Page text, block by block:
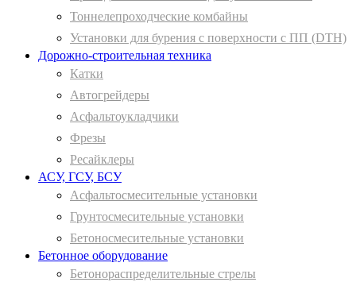
Тоннелепроходческие комбайны
Установки для бурения с поверхности с ПП (DTH)
Дорожно-строительная техника
Катки
Автогрейдеры
Асфальтоукладчики
Фрезы
Ресайклеры
АСУ, ГСУ, БСУ
Асфальтосмесительные установки
Грунтосмесительные установки
Бетоносмесительные установки
Бетонное оборудование
Бетонораспределительные стрелы